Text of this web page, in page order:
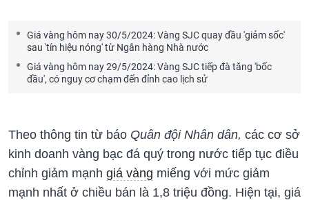
Giá vàng hôm nay 30/5/2024: Vàng SJC quay đầu 'giảm sốc'
sau 'tín hiệu nóng' từ Ngân hàng Nhà nước
Giá vàng hôm nay 29/5/2024: Vàng SJC tiếp đà tăng 'bốc
đầu', có nguy cơ chạm đến đỉnh cao lịch sử
Theo thông tin từ báo Quân đội Nhân dân, các cơ sở
kinh doanh vàng bạc đá quý trong nước tiếp tục điều
chỉnh giảm mạnh giá vàng miếng với mức giảm
mạnh nhất ở chiều bán là 1,8 triệu đồng. Hiện tại, giá